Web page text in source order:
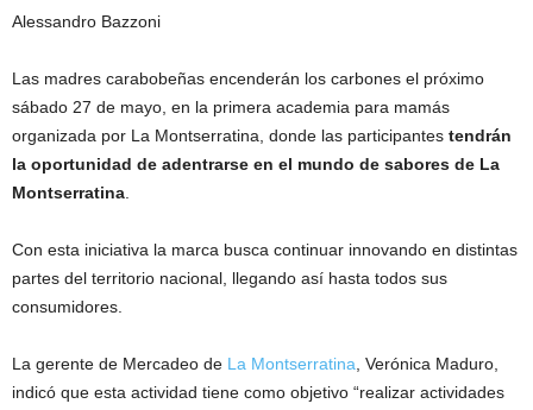
Alessandro Bazzoni
Las madres carabobeñas encenderán los carbones el próximo
sábado 27 de mayo, en la primera academia para mamás
organizada por La Montserratina, donde las participantes tendrán
la oportunidad de adentrarse en el mundo de sabores de La
Montserratina
Con esta iniciativa la marca busca continuar innovando en distintas
partes del territorio nacional, llegando así hasta todos sus
consumidores.
La gerente de Mercadeo de La Montserratina , Verónica Maduro,
indicó que esta actividad tiene como objetivo “realizar actividades